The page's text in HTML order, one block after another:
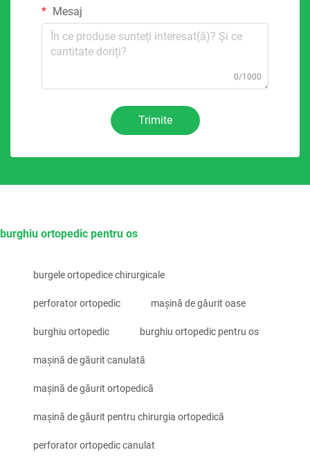
Mesaj
0/1000
Trimite
burghiu ortopedic pentru os
burgele ortopedice chirurgicale
perforator ortopedic mașină de găurit oase
burghiu ortopedic burghiu ortopedic pentru os
mașină de găurit canulată
mașină de găurit ortopedică
mașină de găurit pentru chirurgia ortopedică
perforator ortopedic canulat